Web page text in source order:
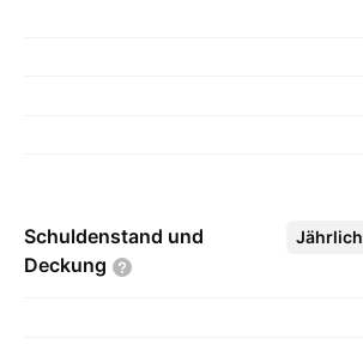
Schuldenstand und
Deckung
Jährlich
Mehr